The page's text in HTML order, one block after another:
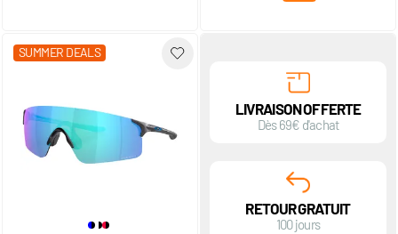
SUMMER DEALS
LIVRAISON OFFERTE
Dès 69€ d'achat
RETOUR GRATUIT
100 jours